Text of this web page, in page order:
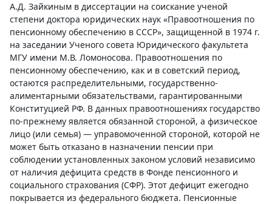
А.Д. Зайкиным в диссертации на соискание ученой
степени доктора юридических наук «Правоотношения по
пенсионному обеспечению в СССР», защищенной в 1974 г.
на заседании Ученого совета Юридического факультета
МГУ имени М.В. Ломоносова. Правоотношения по
пенсионному обеспечению, как и в советский период,
остаются распределительными, государственно-
алиментарными обязательствами, гарантированными
Конституцией РФ. В данных правоотношениях государство
по-прежнему является обязанной стороной, а физическое
лицо (или семья) — управомоченной стороной, которой не
может быть отказано в назначении пенсии при
соблюдении установленных законом условий независимо
от наличия дефицита средств в Фонде пенсионного и
социального страхования (СФР). Этот дефицит ежегодно
покрывается из федерального бюджета. Пенсионные